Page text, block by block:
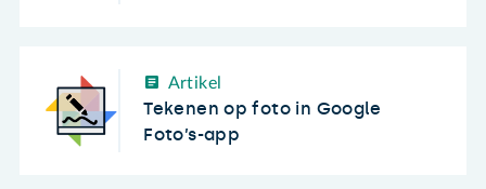
Artikel
Tekenen op foto in Google
Foto’s-app